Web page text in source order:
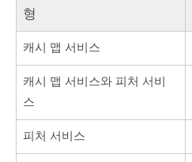
형
캐시 맵 서비스
캐시 맵 서비스와 피처 서비
스
피처 서비스